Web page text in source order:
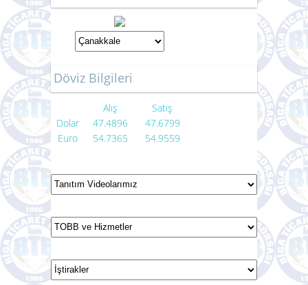
Döviz Bilgileri
Alış
Satış
Dolar
47.4896
47.6799
Euro
54.7365 54.9559